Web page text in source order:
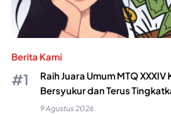
Berita Kami
Raih Juara Umum MTQ
Bersyukur dan Terus
9 Agustus 2026